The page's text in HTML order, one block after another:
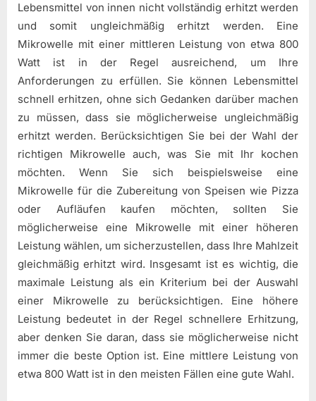
Lebensmittel von innen nicht vollständig erhitzt werden
und somit ungleichmäßig erhitzt werden. Eine
Mikrowelle mit einer mittleren Leistung von etwa 800
Watt ist in der Regel ausreichend, um Ihre
Anforderungen zu erfüllen. Sie können Lebensmittel
schnell erhitzen, ohne sich Gedanken darüber machen
zu müssen, dass sie möglicherweise ungleichmäßig
erhitzt werden. Berücksichtigen Sie bei der Wahl der
richtigen Mikrowelle auch, was Sie mit Ihr kochen
möchten. Wenn Sie sich beispielsweise eine
Mikrowelle für die Zubereitung von Speisen wie Pizza
oder Aufläufen kaufen möchten, sollten Sie
möglicherweise eine Mikrowelle mit einer höheren
Leistung wählen, um sicherzustellen, dass Ihre Mahlzeit
gleichmäßig erhitzt wird. Insgesamt ist es wichtig, die
maximale Leistung als ein Kriterium bei der Auswahl
einer Mikrowelle zu berücksichtigen. Eine höhere
Leistung bedeutet in der Regel schnellere Erhitzung,
aber denken Sie daran, dass sie möglicherweise nicht
immer die beste Option ist. Eine mittlere Leistung von
etwa 800 Watt ist in den meisten Fällen eine gute Wahl.